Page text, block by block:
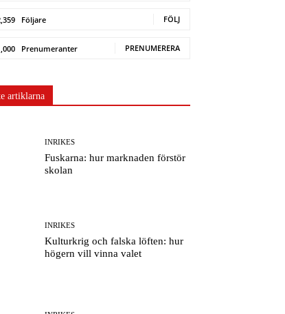
Följare FÖLJ
Prenumeranter PRENUMERERA
artiklarna
INRIKES
Fuskarna: hur marknaden förstör
skolan
INRIKES
Kulturkrig och falska löften: hur
högern vill vinna valet